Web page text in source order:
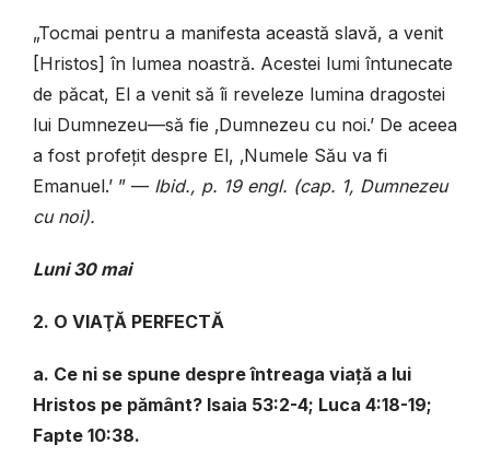
„Tocmai pentru a manifesta această slavă, a venit
[Hristos] în lumea noastră. Acestei lumi întunecate
de păcat, El a venit să îi reveleze lumina dragostei
lui Dumnezeu—să fie ‚Dumnezeu cu noi.’ De aceea
a fost profețit despre El, ‚Numele Său va fi
Emanuel.’ ” — Ibid., p. 19 engl. (cap. 1, Dumnezeu
cu noi).
Luni 30 mai
2. O VIAŢĂ PERFECTĂ
a. Ce ni se spune despre întreaga viață a lui
Hristos pe pământ? Isaia 53:2-4; Luca 4:18-19;
Fapte 10:38.